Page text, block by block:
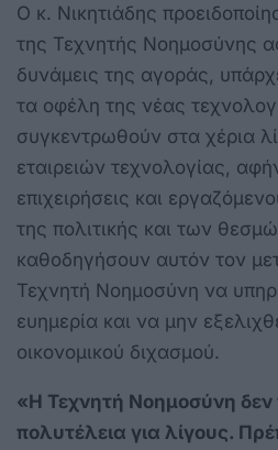
Ο κ. Νικητιάδης
της Τεχνητής Νοημοσύνης
δυνάμεις της αγοράς,
τα οφέλη της νέας
συγκεντρωθούν στα χέρια
εταιρειών τεχνολογίας,
επιχειρήσεις και
της πολιτικής και των
καθοδηγήσουν αυτόν τον
Τεχνητή Νοημοσύνη να
ευημερία και να μην
οικονομικού διχασμού.
«Η Τεχνητή Νοημοσύνη δεν
πολυτέλεια για λίγους.